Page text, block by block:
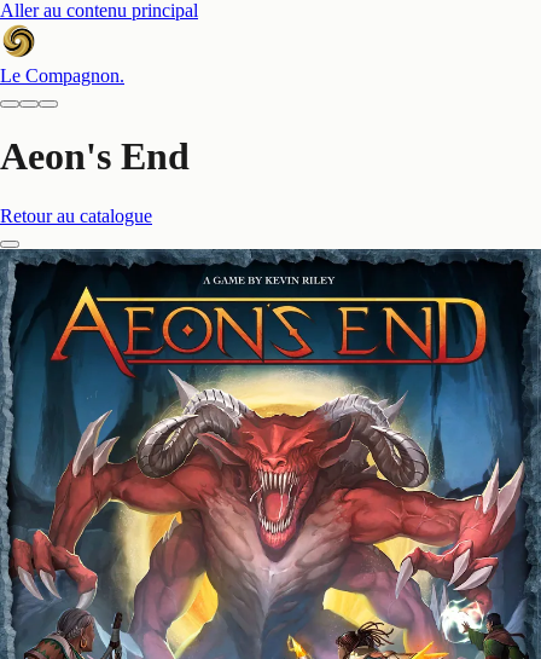
Aller au contenu principal
Le Compagnon.
Aeon's End
Retour au catalogue